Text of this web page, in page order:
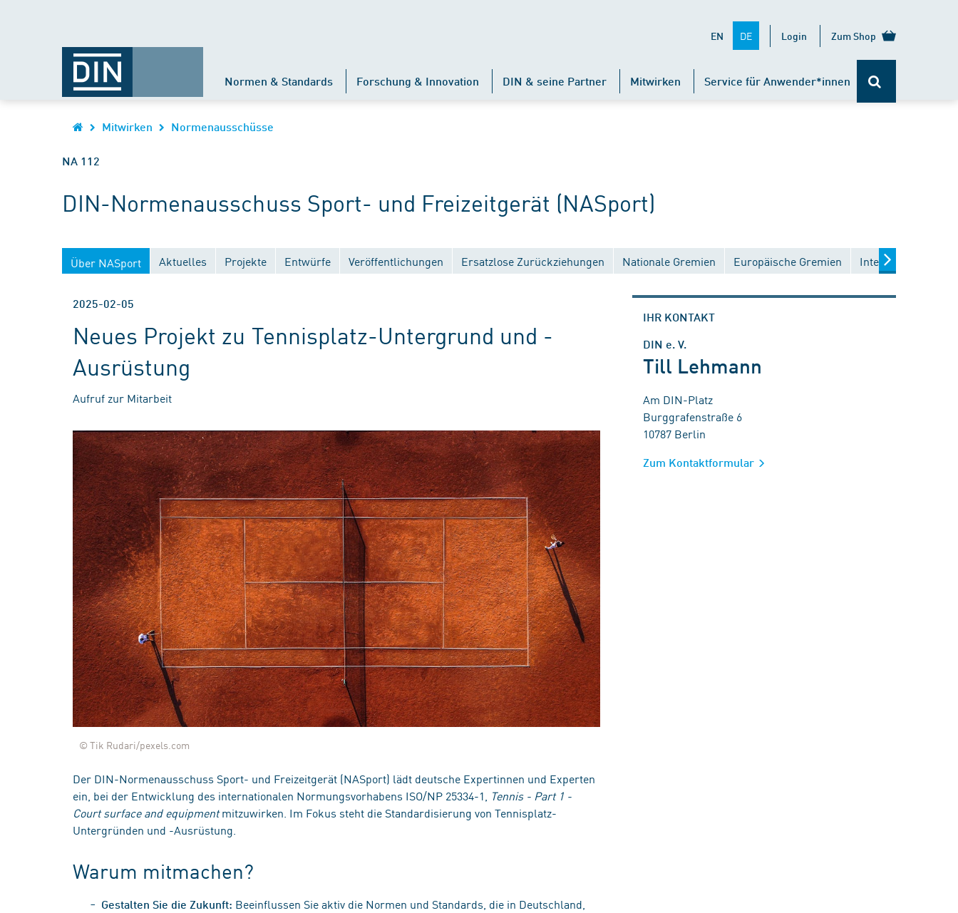
EN DE Login Zum Shop
Normen & Standards Forschung & Innovation DIN & seine Partner Mitwirken Service für Anwender*innen
Mitwirken Normenausschüsse
NA 112
DIN-Normenausschuss Sport- und Freizeitgerät (NASport)
Über NASport Aktuelles Projekte Entwürfe Veröffentlichungen Ersatzlose Zurückziehungen Nationale Gremien Europäische Gremien Internationale
2025-02-05
Neues Projekt zu Tennisplatz-Untergrund und -
Ausrüstung
Aufruf zur Mitarbeit
© Tik Rudari/pexels.com
Der DIN-Normenausschuss Sport- und Freizeitgerät (NASport) lädt deutsche Expertinnen und Experten
ein, bei der Entwicklung des internationalen Normungsvorhabens ISO/NP 25334-1, Tennis - Part 1 -
Court surface and equipmentmitzuwirken. Im Fokus steht die Standardisierung von Tennisplatz-
Untergründen und -Ausrüstung.
Warum mitmachen?
Gestalten Sie die Zukunft: Beeinflussen Sie aktiv die Normen und Standards, die in Deutschland,
IHR KONTAKT
DIN e. V.
Till Lehmann
Am DIN-Platz
Burggrafenstraße 6
10787 Berlin
Zum Kontaktformular